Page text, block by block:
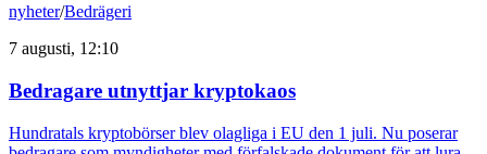
nyheter/Bedrägeri
7 augusti, 12:10
Bedragare utnyttjar kryptokaos
Hundratals kryptobörser blev olagliga i EU den 1 juli. Nu poserar